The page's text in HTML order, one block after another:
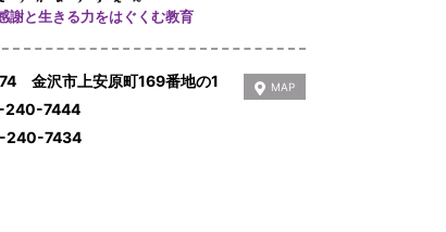
謝と生きる力をはぐくむ教育
金沢市上安原町169番地の1
240-7444
240-7434
MAP